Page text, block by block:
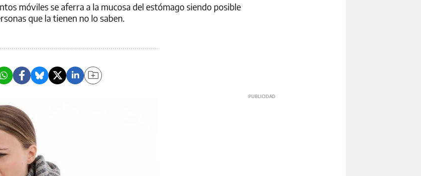
móviles se aferra a la mucosa del estómago siendo posible
que la tienen no lo saben.